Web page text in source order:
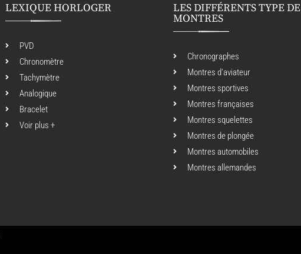
LEXIQUE HORLOGER
PVD
Chronomètre
Tachymètre
Analogique
Bracelet
Voir plus +
LES DIFFÉRENTS TYPE DE
MONTRES
Chronographes
Montres d’aviateur
Montres sportives
Montres françaises
Montres squelettes
Montres de plongée
Montres automobiles
Montres allemandes